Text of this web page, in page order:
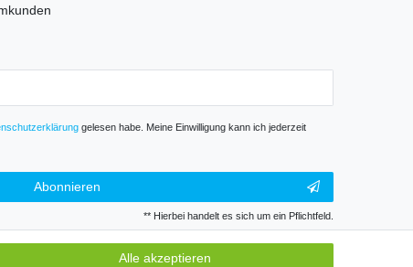
gelesen habe. Meine Einwilligung kann ich jederzeit
Abonnieren
** Hierbei handelt es sich um ein Pflichtfeld.
Alle akzeptieren